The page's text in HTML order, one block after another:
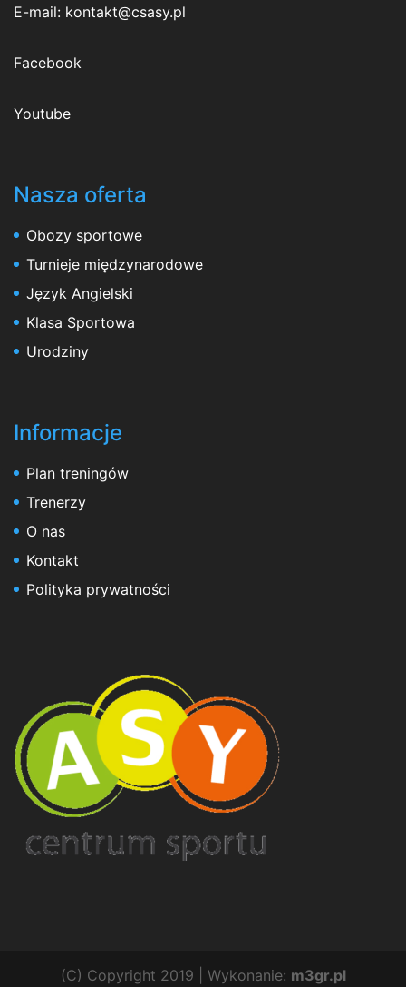
E-mail: kontakt@csasy.pl
Facebook
Youtube
Nasza oferta
Obozy sportowe
Turnieje międzynarodowe
Język Angielski
Klasa Sportowa
Urodziny
Informacje
Plan treningów
Trenerzy
O nas
Kontakt
Polityka prywatności
(C) Copyright 2019 | Wykonanie: m3gr.pl